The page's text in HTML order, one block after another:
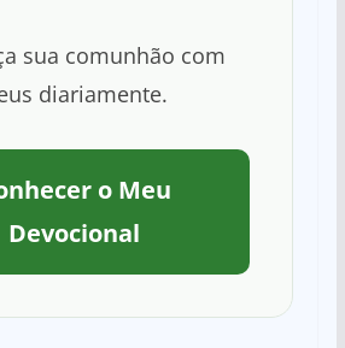
sua comunhão com
diariamente.
o Meu
Devocional